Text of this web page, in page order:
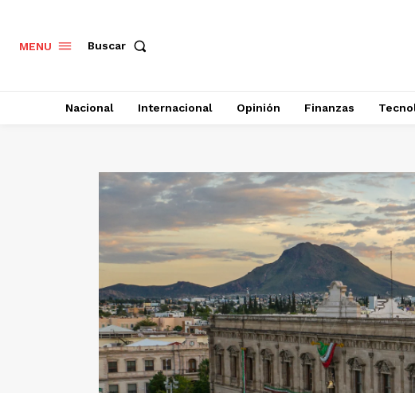
MENU Buscar
Nacional Internacional Opinión Finanzas